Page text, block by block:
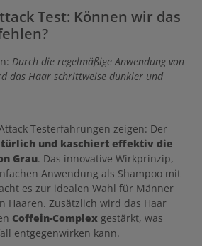
Test: Können wir das
Durch die regelmäßige Anwendung von
das Haar schrittweise dunkler und
Testerfahrungen zeigen: Der
und kaschiert effektiv die
Grau. Das innovative Wirkprinzip,
Anwendung als Shampoo mit
es zur idealen Wahl für Männer
Haaren. Zusätzlich wird das Haar
Coffein-Complex gestärkt, was
entgegenwirken kann.